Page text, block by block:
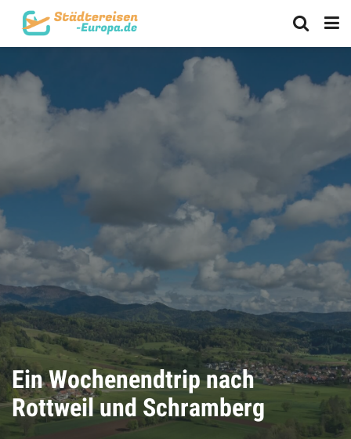
Ein Wochenendtrip nach
Rottweil und Schramberg